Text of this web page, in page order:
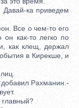
ка приведем
Все о чем-то его
он как-то легко по
как клещ, держал
в Кирекше, и
Рахманин.-